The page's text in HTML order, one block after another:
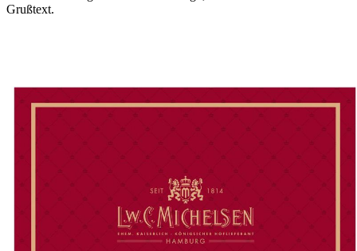
Grußtext.